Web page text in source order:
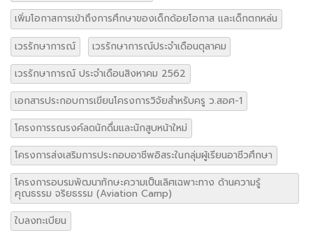
เพิ่มโอกาสการเข้าถึงการศึกษาของเด็กด้อยโอกาส และเด็กตกหล่น
เวรรักษาการณ์
เวรรักษาการณ์ประจำเดือนตุลาคม
เวรรักษาการณ์ ประจำเดือนสิงหาคม 2562
เอกสารประกอบการเขียนโครงการวิจัยสำหรับครู ว.สอศ-1
โครงการรณรงค์ลดนักดื่มและนักสูบหน้าใหม่
โครงการส่งเสริมการประกอบอาชีพอิสระในกลุ่มผู้เรียนอาชีวศึกษา
โครงการอบรมพัฒนาทักษะความเป็นเลิศเฉพาะทาง ด้านความรู้
คุณธรรม จริยธรรม (Aviation Camp)
ใบลงทะเบียน